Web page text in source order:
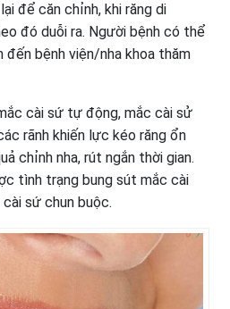
để căn chỉnh, khi răng di
đó duỗi ra. Người bệnh có thể
bệnh viện/nha khoa thăm
cài sứ tự động, mắc cài sử
rãnh khiến lực kéo răng ổn
chỉnh nha, rút ngắn thời gian.
tình trạng bung sút mắc cài
sứ chun buộc.